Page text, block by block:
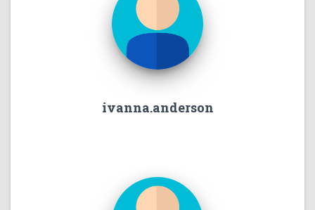
ivanna.anderson